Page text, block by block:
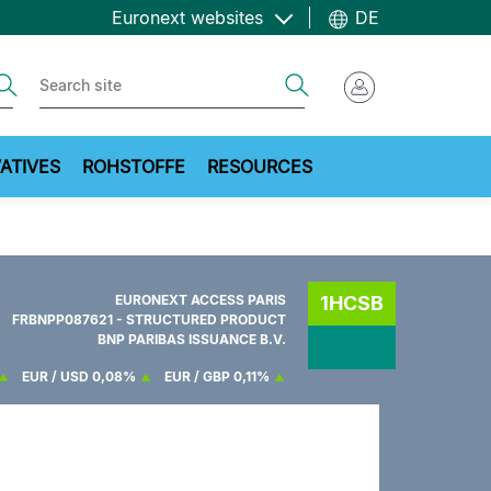
Euronext websites DE
ROHSTOFFE RESOURCES
EURONEXT ACCESS PARIS
FRBNPP087621 - STRUCTURED PRODUCT
BNP PARIBAS ISSUANCE B.V.
1HCSB
EUR / USD 0,08% EUR / GBP 0,11%